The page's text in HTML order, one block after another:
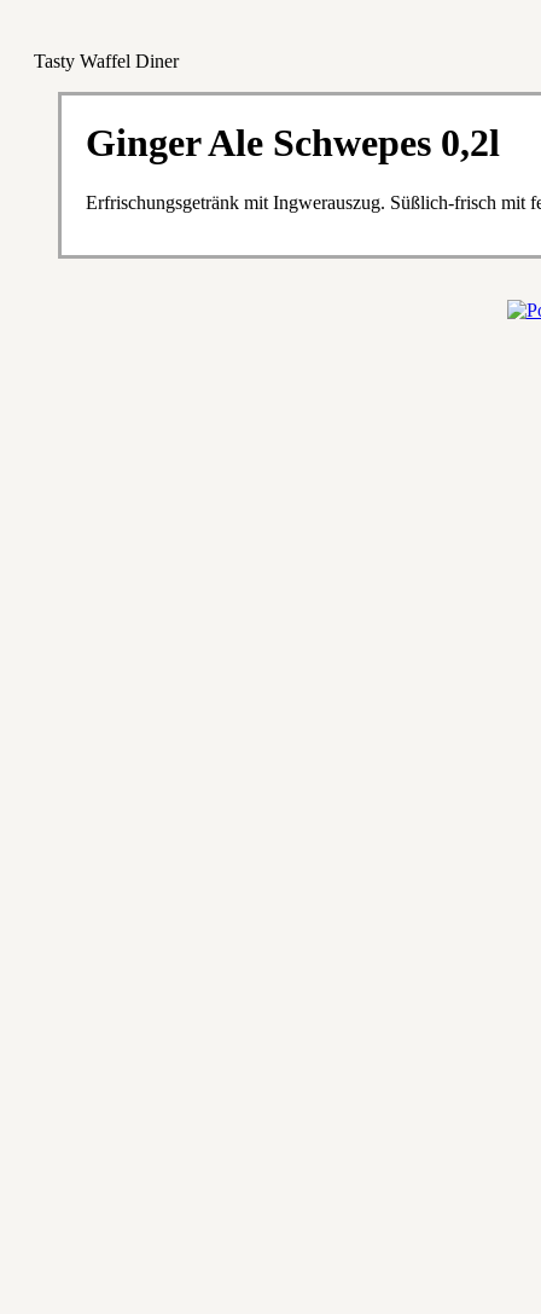
Tasty Waffel Diner
Ginger Ale Schwepes 0,2l
Erfrischungsgetränk mit Ingwerauszug. Süßlich-frisch mit